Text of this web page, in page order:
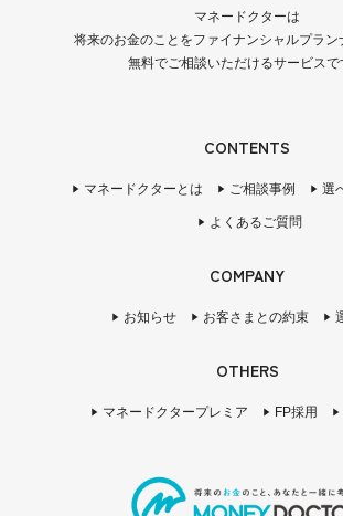
マネードクターは
将来のお金のことをファイナンシャルプラン
無料でご相談いただけるサービスで
CONTENTS
マネードクターとは ご相談事例 選
よくあるご質問
COMPANY
お知らせ お客さまとの約束
OTHERS
マネードクタープレミア FP採用